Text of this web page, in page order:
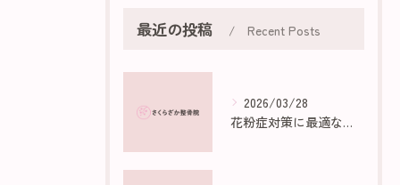
最近の投稿 Recent Posts
2026/03/28
花粉症対策に最適な部屋作りのポイント